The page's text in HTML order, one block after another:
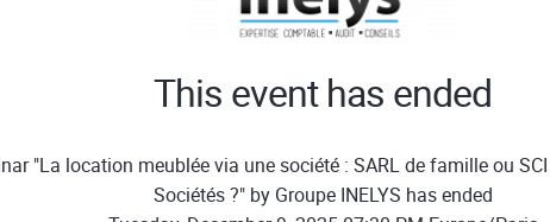
This event has ended
"La location meublée via une société : SARL de famille ou
Sociétés ?" by Groupe INELYS has ended